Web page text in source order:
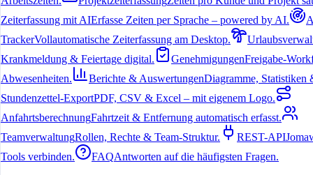
Zeiterfassung mit AIErfasse Zeiten per Sprache – powered by AI.
TrackerVollautomatische Zeiterfassung am Desktop.
Krankmeldung & Feiertage digital.
GenehmigungenFreigabe-
Abwesenheiten.
Berichte & AuswertungenDiagramme, Statistiken
Stundenzettel-ExportPDF, CSV & Excel – mit eigenem Logo.
AnfahrtsberechnungFahrtzeit & Entfernung automatisch erfasst.
TeamverwaltungRollen, Rechte & Team-Struktur. REST-API
Tools verbinden.
FAQAntworten auf die häufigsten Fragen.
3. Juli 2026
Freelancer und kleine Teams arbeiten oft gleichzeitig für mehrere
Kunden. Eine klare und schnelle Erfassung der Arbeitszeiten ist
dabei entscheidend, um Überblick zu behalten und korrekt
abzurechnen.
Warum strukturierte Zeiterfassung bei
mehreren Kunden wichtig ist
Ohne klare Trennung der Projekte entstehen schnell Fehler bei der